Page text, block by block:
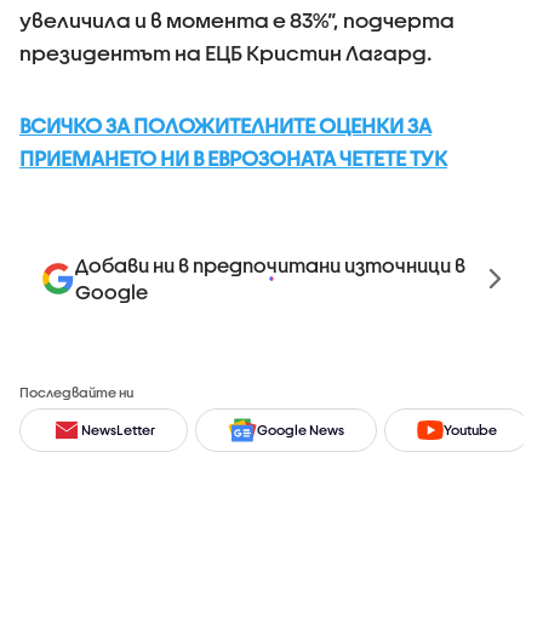
увеличила и в момента е 83%“, подчерта
президентът на ЕЦБ Кристин Лагард.
ВСИЧКО ЗА ПОЛОЖИТЕЛНИТЕ ОЦЕНКИ ЗА
ПРИЕМАНЕТО НИ В ЕВРОЗОНАТА ЧЕТЕТЕ ТУК
Добави ни в предпочитани източници в
Google
Последвайте ни
NewsLetter Google News Youtube